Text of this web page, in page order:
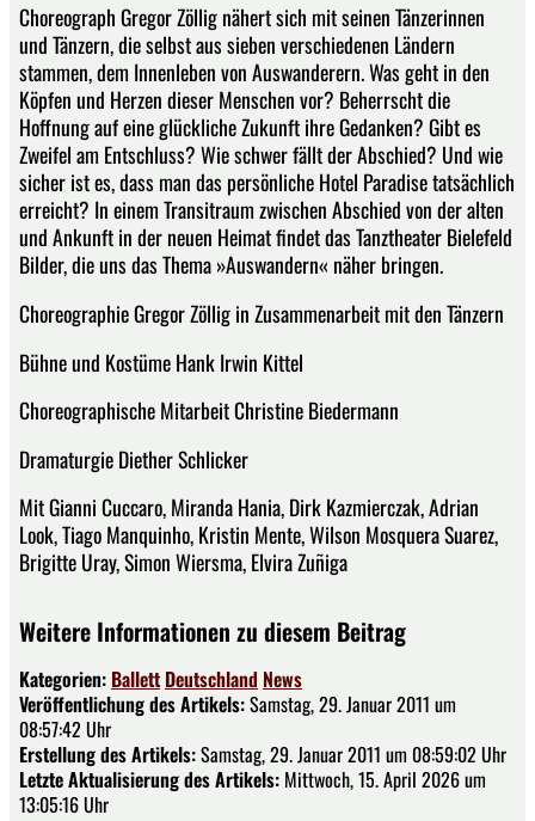
Choreograph Gregor Zöllig nähert sich mit seinen Tänzerinnen
und Tänzern, die selbst aus sieben verschiedenen Ländern
stammen, dem Innenleben von Auswanderern. Was geht in den
Köpfen und Herzen dieser Menschen vor? Beherrscht die
Hoffnung auf eine glückliche Zukunft ihre Gedanken? Gibt es
Zweifel am Entschluss? Wie schwer fällt der Abschied? Und wie
sicher ist es, dass man das persönliche Hotel Paradise tatsächlich
erreicht? In einem Transitraum zwischen Abschied von der alten
und Ankunft in der neuen Heimat findet das Tanztheater Bielefeld
Bilder, die uns das Thema »Auswandern« näher bringen.
Choreographie Gregor Zöllig in Zusammenarbeit mit den Tänzern
Bühne und Kostüme Hank Irwin Kittel
Choreographische Mitarbeit Christine Biedermann
Dramaturgie Diether Schlicker
Mit Gianni Cuccaro, Miranda Hania, Dirk Kazmierczak, Adrian
Look, Tiago Manquinho, Kristin Mente, Wilson Mosquera Suarez,
Brigitte Uray, Simon Wiersma, Elvira Zuñiga
Weitere Informationen zu diesem Beitrag
Kategorien: Ballett Deutschland News
Veröffentlichung des Artikels:Samstag, 29. Januar 2011 um
08:57:42 Uhr
Erstellung des Artikels:Samstag, 29. Januar 2011 um 08:59:02 Uhr
Letzte Aktualisierung des Artikels: Mittwoch, 15. April 2026 um
13:05:16 Uhr